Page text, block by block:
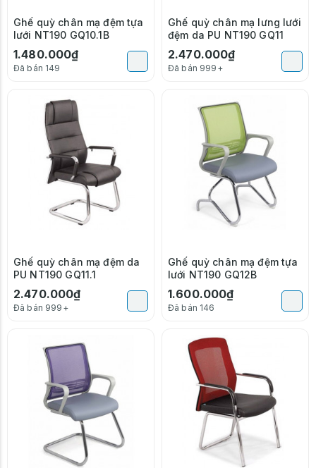
Ghế quỳ chân mạ đệm tựa
lưới NT190 GQ10.1B
1.480.000₫
Đã bán 149
Ghế quỳ chân mạ lưng lưới
đệm da PU NT190 GQ11
2.470.000₫
Đã bán 999+
Ghế quỳ chân mạ đệm da
PU NT190 GQ11.1
2.470.000₫
Đã bán 999+
Ghế quỳ chân mạ đệm tựa
lưới NT190 GQ12B
1.600.000₫
Đã bán 146